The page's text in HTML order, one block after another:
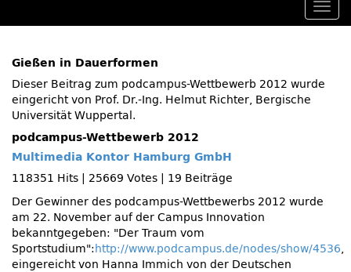
Gießen in Dauerformen
Dieser Beitrag zum podcampus-Wettbewerb 2012 wurde
eingericht von Prof. Dr.-Ing. Helmut Richter, Bergische
Universität Wuppertal.
podcampus-Wettbewerb 2012
Multimedia Kontor Hamburg GmbH
118351 Hits
25669 Votes
19 Beiträge
Der Gewinner des podcampus-Wettbewerbs 2012 wurde
am 22. November auf der Campus Innovation
bekanntgegeben:
Der Traum vom
Sportstudium : http://www.podcampus.de/nodes/show/4536,
eingereicht von Hanna Immich von der Deutschen